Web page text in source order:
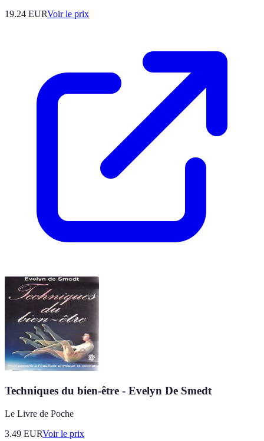
19.24 EURVoir le prix
Techniques du bien-être - Evelyn De Smedt
Le Livre de Poche
3.49 EURVoir le prix